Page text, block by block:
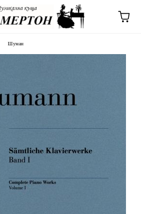
Шуман